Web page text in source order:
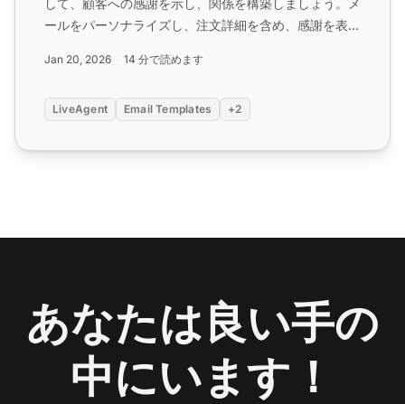
ールをパーソナライズし、注文詳細を含め、感謝を表現
度と保持率を向上させます。...
Jan 20, 2026 14 分で読めます
LiveAgent Email Templates +2
あなたは良い手の
中にいます！